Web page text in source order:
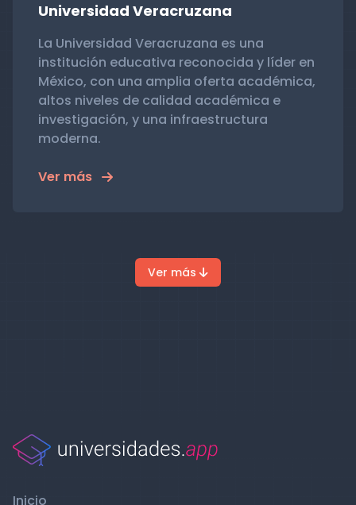
Universidad Veracruzana
La Universidad Veracruzana es una
institución educativa reconocida y líder en
México, con una amplia oferta académica,
altos niveles de calidad académica e
investigación, y una infraestructura
moderna.
Ver más
Ver más
Inicio